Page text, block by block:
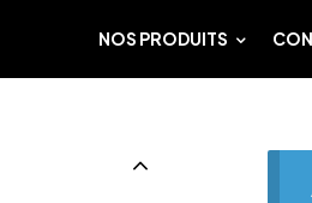
NOS PRODUITS